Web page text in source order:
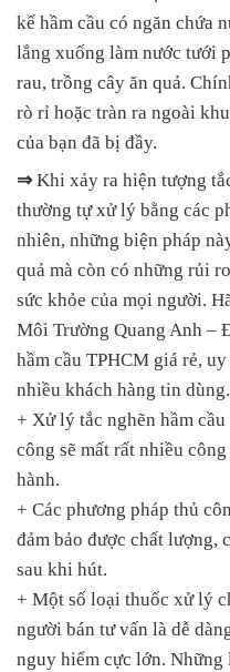
kế hầm cầu có ngăn chứa
lắng xuống làm nước tưới
rau, trồng cây ăn quả.
rò rỉ hoặc tràn ra ngoài
của bạn đã bị đầy.
⇒ Khi xảy ra hiện tượng
thường tự xử lý bằng các
nhiên, những biện pháp
quả mà còn có những rủi
sức khỏe của mọi người.
Môi Trường Quang Anh –
hầm cầu TPHCM giá rẻ,
nhiều khách hàng tin dùng.
+ Xử lý tắc nghẽn hầm
công sẽ mất rất nhiều
hành.
+ Các phương pháp thủ
đảm bảo được chất lượng,
sau khi hút.
+ Một số loại thuốc xử lý
người bán tư vấn là dễ
nguy hiểm cực lớn. Những